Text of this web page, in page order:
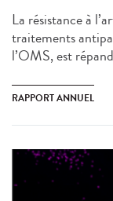
La résistance à
traitements
l’OMS, est
RAPPORT ANNUEL